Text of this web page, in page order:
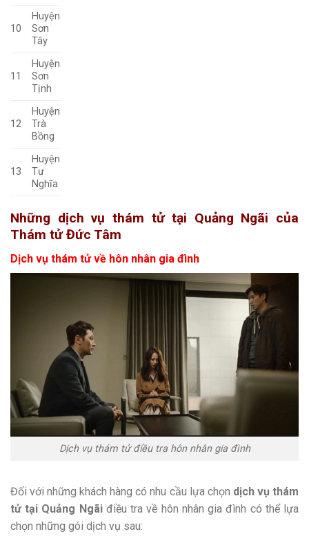
10
Huyện
Sơn
Tây
11
Huyện
Sơn
Tịnh
12
Huyện
Trà
Bồng
13
Huyện
Tư
Nghĩa
Những dịch vụ thám tử tại Quảng Ngãi của
Thám tử Đức Tâm
Dịch vụ thám tử về hôn nhân gia đình
Dịch vụ thám tử điều tra hôn nhân gia đình
Đối với những khách hàng có nhu cầu lựa chọn dịch vụ thám
tử tại Quảng Ngãi điều tra về hôn nhân gia đình có thể lựa
chọn những gói dịch vụ sau: